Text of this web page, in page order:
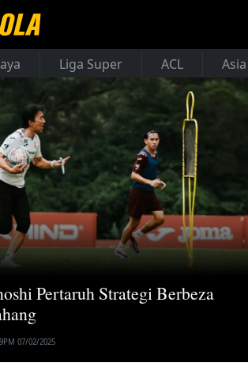
Liga Super ACL
Pertaruh Strategi Berbeza
07/02/2025